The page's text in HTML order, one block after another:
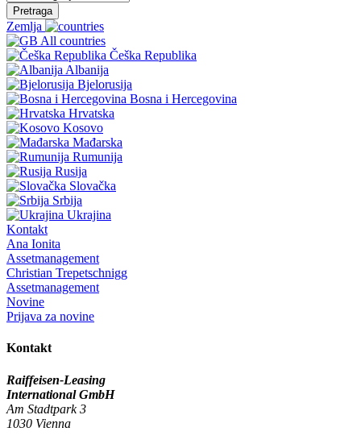
Pretraga
Zemlja
All countries
Češka Republika
Albanija
Bjelorusija
Bosna i Hercegovina
Hrvatska
Kosovo
Mađarska
Rumunija
Rusija
Slovačka
Srbija
Ukrajina
Kontakt
Ana Ionita
Assetmanagement
Christian Trepetschnigg
Assetmanagement
Novine
Prijava za novine
Kontakt
Raiffeisen-Leasing
International GmbH
Am Stadtpark 3
1030 Vienna